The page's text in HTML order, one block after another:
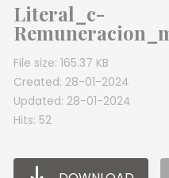
Literal_c-
File size: 165.37 KB
Created: 28-01-2024
Updated: 28-01-2024
Hits: 52